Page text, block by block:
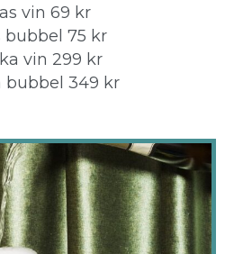
vin 69 kr
bubbel 75 kr
vin 299 kr
bubbel 349 kr